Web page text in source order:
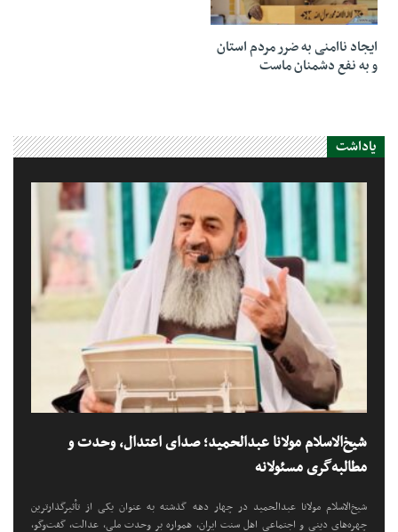
07 دسامبر 2018
ایجاد ناامنی به ضرر مردم استان
و به نفع دشمنان ماست
یاداشت
شیخ‌الاسلام مولانا عبدالحمید؛ صدای اعتدال، وحدت و
مطالبه‌گری مسئولانه
شیخ‌الاسلام مولانا عبدالحمید در چهار دهه گذشته به عنوان یکی از تأثیرگذارترین
چهره‌های دینی و اجتماعی اهل سنت ایران، همواره بر وحدت ملی، عدالت، گفت‌وگو،